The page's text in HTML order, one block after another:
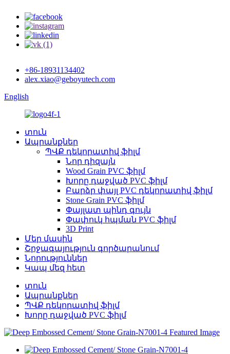
+86-18931134402
alex.xiao@geboyutech.com
English
տուն
Ապրանքներ
ՊՎՔ դեկորատիվ ֆիլմ
Նոր դիզայն
Wood Grain PVC ֆիլմ
Խորը դաջված PVC ֆիլմ
Բարձր փայլ PVC դեկորատիվ ֆիլմ
Stone Grain PVC ֆիլմ
Փայլատ պինդ գույն
Փափուկ հպման PVC ֆիլմ
3D Print
Մեր մասին
Շրջագայություն գործարանում
Նորություններ
Կապ մեզ հետ
տուն
Ապրանքներ
ՊՎՔ դեկորատիվ ֆիլմ
Խորը դաջված PVC ֆիլմ